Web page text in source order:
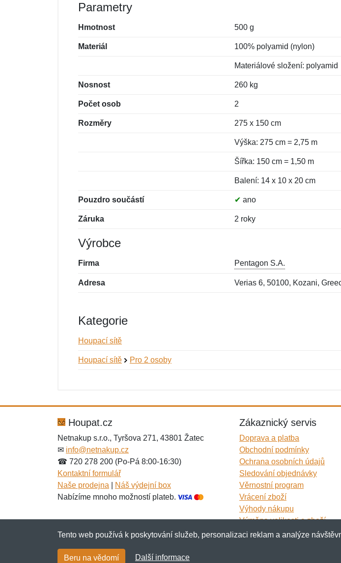
Parametry
Hmotnost 500 g
Materiál 100% polyamid (nylon)
Materiálové složení: polyamid
Nosnost 260 kg
Počet osob 2
Rozměry 275 x 150 cm
Výška: 275 cm = 2,75 m
Šířka: 150 cm = 1,50 m
Balení: 14 x 10 x 20 cm
Pouzdro součástí ✔ ano
Záruka 2 roky
Výrobce
Firma Pentagon S.A.
Adresa Verias 6, 50100, Kozani,
Kategorie
Houpací sítě
Houpací sítě Pro 2 osoby
Zpráva*
Přidat
Zpráva*
Přidat
Houpat.cz
Netnakup s.r.o., Tyršova 271, 43801 Žatec
✉ info@netnakup.cz
☎ 720 278 200 (Po-Pá 8:00-16:30)
Kontaktní formulář
Naše prodejna
Náš výdejní box
Nabízíme mnoho možností plateb.
Zákaznický servis
Doprava a platba
Obchodní podmínky
Ochrana osobních údajů
Sledování objednávky
Věrnostní program
Vrácení zboží
Výhody nákupu
Výměna velikosti a zboží
Více informací...
Tento web používá k poskytování služeb, personalizaci reklam a analýze
Beru na vědomí Další informace